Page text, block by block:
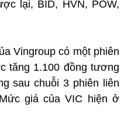
lại, BID, HVN, POW,
Vingroup có một phiên
tăng 1.100 đồng tương
sau chuỗi 3 phiên liên
giá của VIC hiện ở